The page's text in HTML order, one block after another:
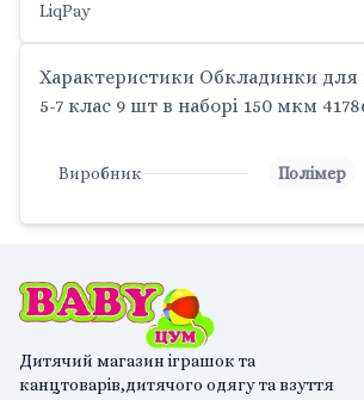
LiqPay
Характеристики Обкладинки для
5-7 клас 9 шт в наборі 150 мкм
Виробник Полімер
Дитячий магазин іграшок та
канцтоварів,дитячого одягу та взуття